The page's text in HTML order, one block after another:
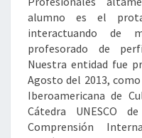
alumno es el
interactuando de
profesorado de
Nuestra entidad fue
Agosto del 2013,
Iberoamericana de
Cátedra UNESCO
Comprensión